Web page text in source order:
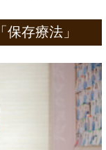
存療法」